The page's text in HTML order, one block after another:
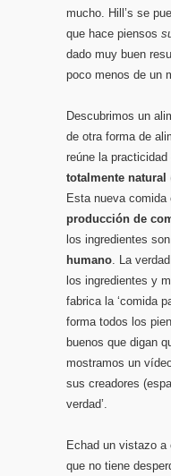
mucho. Hill’s se
que hace piensos
dado muy buen
poco menos de un
Descubrimos un
de otra forma de
reúne la
totalmente natural
Esta nueva
producción de
los ingredientes son
humano. La
los ingredientes y
fabrica la ‘comida
forma todos los
buenos que digan
mostramos un
sus creadores
verdad’.
Echad un vistazo
que no tiene